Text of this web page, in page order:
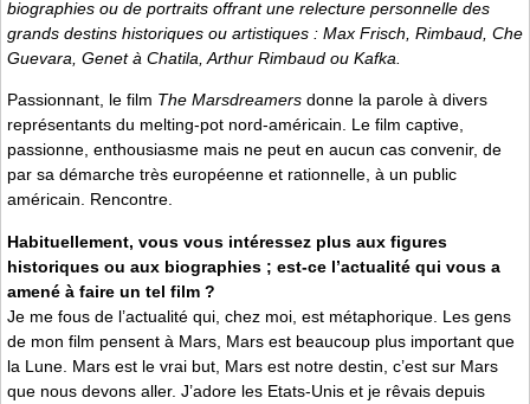
biographies ou de portraits offrant une relecture personnelle des
grands destins historiques ou artistiques : Max Frisch, Rimbaud, Che
Guevara, Genet à Chatila, Arthur Rimbaud ou Kafka.
Passionnant, le film The Marsdreamers donne la parole à divers
représentants du melting-pot nord-américain. Le film captive,
passionne, enthousiasme mais ne peut en aucun cas convenir, de
par sa démarche très européenne et rationnelle, à un public
américain. Rencontre.
Habituellement, vous vous intéressez plus aux figures
historiques ou aux biographies ; est-ce l’actualité qui vous a
amené à faire un tel film ?
Je me fous de l’actualité qui, chez moi, est métaphorique. Les gens
de mon film pensent à Mars, Mars est beaucoup plus important que
la Lune. Mars est le vrai but, Mars est notre destin, c’est sur Mars
que nous devons aller. J’adore les Etats-Unis et je rêvais depuis